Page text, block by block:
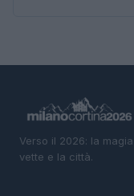
Verso il 2026: la
vette e la città.